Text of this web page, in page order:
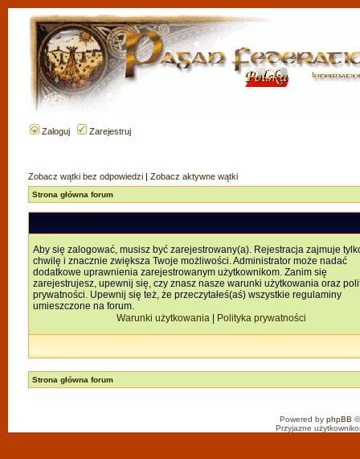
Zaloguj Zarejestruj
Zobacz wątki bez odpowiedzi | Zobacz aktywne wątki
Strona główna forum
Aby się zalogować, musisz być zarejestrowany(a). Rejestracja zajmuje
chwilę i znacznie zwiększa Twoje możliwości. Administrator może nadać
dodatkowe uprawnienia zarejestrowanym użytkownikom. Zanim się
zarejestrujesz, upewnij się, czy znasz nasze warunki użytkowania oraz
prywatności. Upewnij się też, że przeczytałeś(aś) wszystkie regulaminy
umieszczone na forum.
Warunki użytkowania| Polityka prywatności
Strona główna forum
Powered by phpBB
Przyjazne